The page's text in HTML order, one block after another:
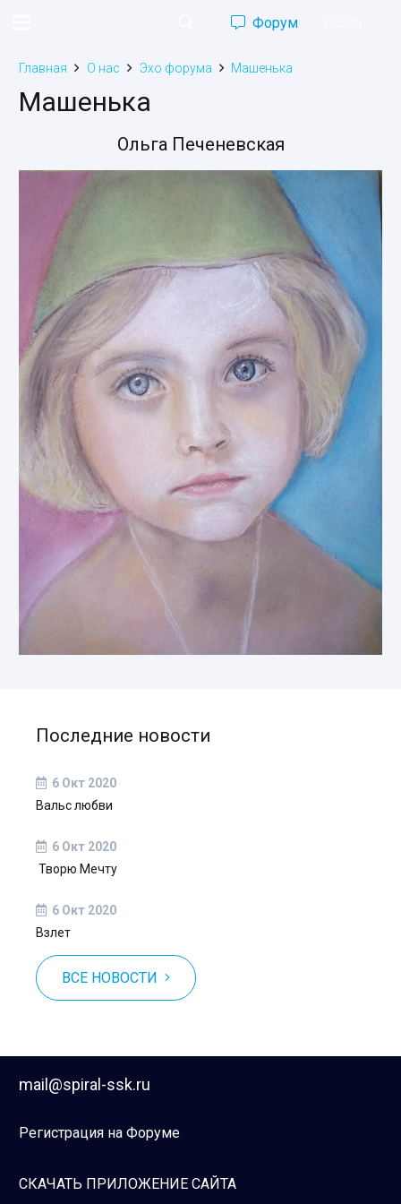
Форум
Главная О нас Эхо форума Машенька
Машенька
Ольга Печеневская
Последние новости
6 Окт 2020
Вальс любви
6 Окт 2020
Творю Мечту
6 Окт 2020
Взлет
ВСЕ НОВОСТИ
mail@spiral-ssk.ru
Регистрация на Форуме
СКАЧАТЬ ПРИЛОЖЕНИЕ САЙТА